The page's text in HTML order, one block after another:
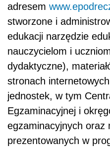
adresem
stworzone i
edukacji narzędzie
nauczycielom i
dydaktyczne),
stronach
jednostek, w tym
Egzaminacyjnej i
egzaminacyjnych oraz
prezentowanych w